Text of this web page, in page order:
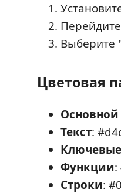
Выберите
Цветовая
Текст:
Функции:
Строки: